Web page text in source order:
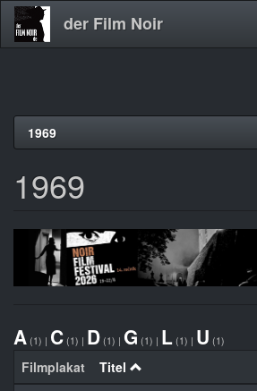
Direkt
der Film Noir
1969
1969
A (1) | C (1) | D (1) | G (1) | L (1) | U (1)
Filmplakat Titel